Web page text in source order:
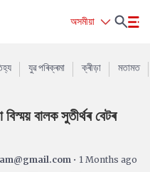
অসমীয়া
যুৱ পৰিক্ৰমা ক্ৰীড়া মতামত
বালক সুতীৰ্থৰ বেটৰ
• 1 Months ago